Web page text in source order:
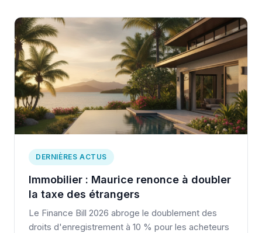
DERNIÈRES ACTUS
Immobilier : Maurice renonce à doubler
la taxe des étrangers
Le Finance Bill 2026 abroge le doublement des
droits d'enregistrement à 10 % pour les acheteurs